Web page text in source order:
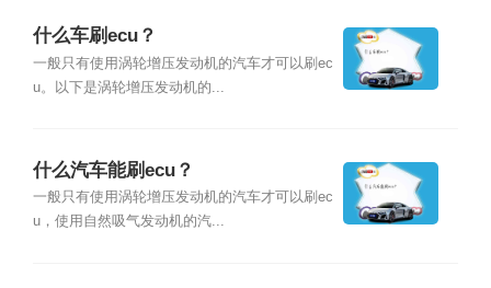
什么车刷ecu？
一般只有使用涡轮增压发动机的汽车才可以刷ec
u。以下是涡轮增压发动机的...
什么汽车能刷ecu？
一般只有使用涡轮增压发动机的汽车才可以刷ec
u，使用自然吸气发动机的汽...